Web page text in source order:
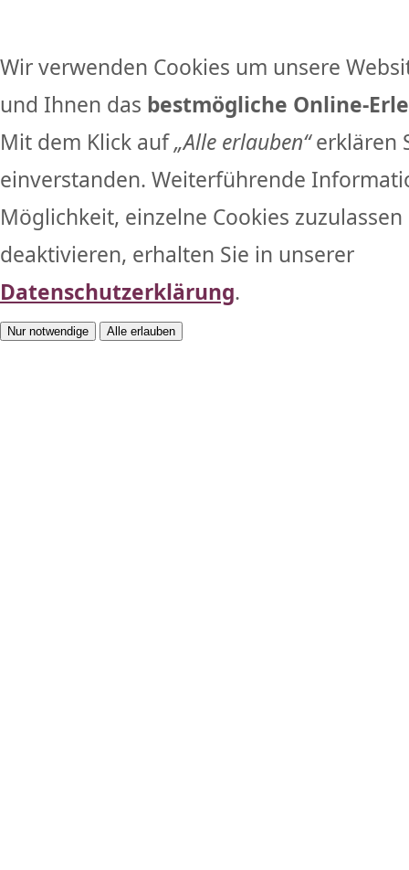
Wir verwenden Cookies um unsere
und Ihnen das bestmögliche Online-
Mit dem Klick auf„Alle erlauben“erklären
einverstanden. Weiterführende
Möglichkeit, einzelne Cookies
deaktivieren, erhalten Sie in unserer
Datenschutzerklärung.
Nur notwendige Alle erlauben